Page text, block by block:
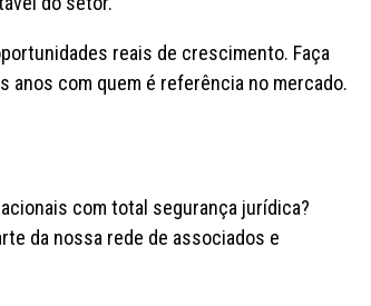
reais de crescimento. Faça
anos com quem é referência no mercado.
com total segurança jurídica?
da nossa rede de associados e